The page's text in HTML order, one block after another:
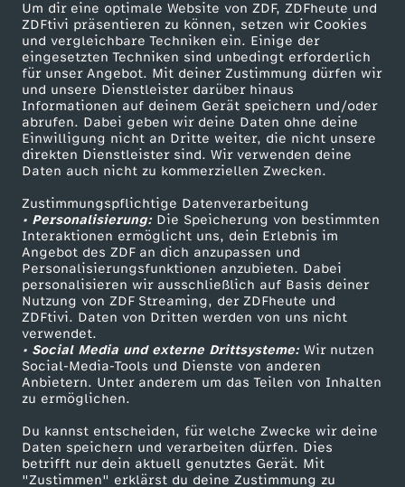
Um dir eine optimale Website von ZDF, ZDFheute und
ZDFtivi präsentieren zu können, setzen wir Cookies
und vergleichbare Techniken ein. Einige der
eingesetzten Techniken sind unbedingt erforderlich
für unser Angebot. Mit deiner Zustimmung dürfen wir
und unsere Dienstleister darüber hinaus
Informationen auf deinem Gerät speichern und/oder
abrufen. Dabei geben wir deine Daten ohne deine
Einwilligung nicht an Dritte weiter, die nicht unsere
direkten Dienstleister sind. Wir verwenden deine
Daten auch nicht zu kommerziellen Zwecken.
Zustimmungspflichtige Datenverarbeitung
• Personalisierung:Die Speicherung von bestimmten
Interaktionen ermöglicht uns, dein Erlebnis im
Angebot des ZDF an dich anzupassen und
Personalisierungsfunktionen anzubieten. Dabei
personalisieren wir ausschließlich auf Basis deiner
Nutzung von ZDF Streaming, der ZDFheute und
ZDFtivi. Daten von Dritten werden von uns nicht
verwendet.
• Social Media und externe Drittsysteme:Wir nutzen
Social-Media-Tools und Dienste von anderen
Anbietern. Unter anderem um das Teilen von Inhalten
zu ermöglichen.
Du kannst entscheiden, für welche Zwecke wir deine
Daten speichern und verarbeiten dürfen. Dies
betrifft nur dein aktuell genutztes Gerät. Mit
"Zustimmen" erklärst du deine Zustimmung zu
n
d
e
r
v
e
r
m
ö
g
e
Mehr ZDF
ZDF-Apps
Smart TV
ZDFtext
Livestreams
Sendungen A-Z
TV-Programm
Service
ZDFmitreden
Kontakt zum ZDF
Tickets
Zuschauerservice
Hilfe
ZDF Unternehmen
Karriere
ZDF goes Schule
Werbefernsehen